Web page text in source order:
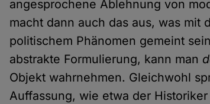
angesprochene Ablehnung von
macht dann auch das aus, was mit
politischem Phänomen gemeint
abstrakte Formulierung, kann man
Objekt wahrnehmen. Gleichwohl
Auffassung, wie etwa der